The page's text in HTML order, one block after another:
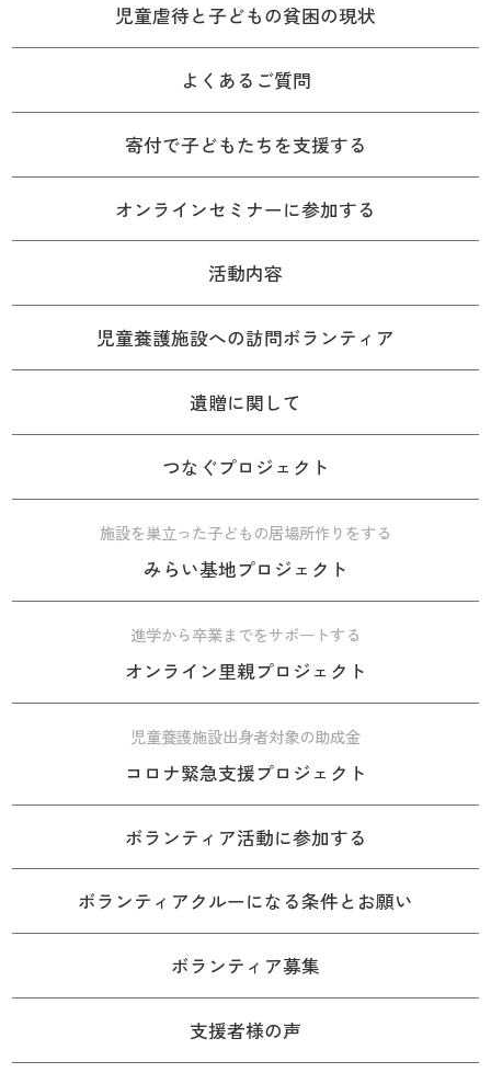
児童虐待と子どもの貧困の現状
よくあるご質問
寄付で子どもたちを支援する
オンラインセミナーに参加する
活動内容
児童養護施設への訪問ボランティア
遺贈に関して
つなぐプロジェクト
施設を巣立った子どもの居場所作りをする
みらい基地プロジェクト
進学から卒業までをサポートする
オンライン里親プロジェクト
児童養護施設出身者対象の助成金
コロナ緊急支援プロジェクト
ボランティア活動に参加する
ボランティアクルーになる条件とお願い
ボランティア募集
支援者様の声